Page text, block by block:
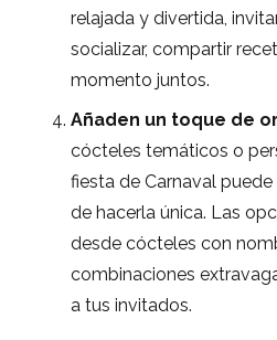
relajada y divertida,
socializar, compartir
momento juntos.
Añaden un toque de
cócteles temáticos o
fiesta de Carnaval
de hacerla única. Las
desde cócteles con
combinaciones
a tus invitados.